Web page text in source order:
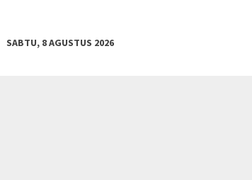
SABTU, 8 AGUSTUS 2026